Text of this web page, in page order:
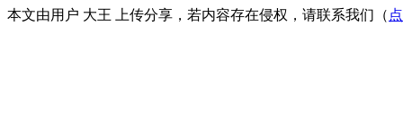
本文由用户 大王 上传分享，若内容存在侵权，请联系我们（